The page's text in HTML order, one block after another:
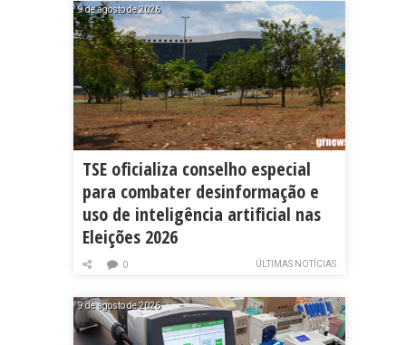
9 de agosto de 2026
TSE oficializa conselho especial
para combater desinformação e
uso de inteligência artificial nas
Eleições 2026
ÚLTIMAS NOTÍCIAS
0
9 de agosto de 2026